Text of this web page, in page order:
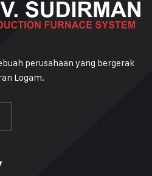
perusahaan yang bergerak
Logam.